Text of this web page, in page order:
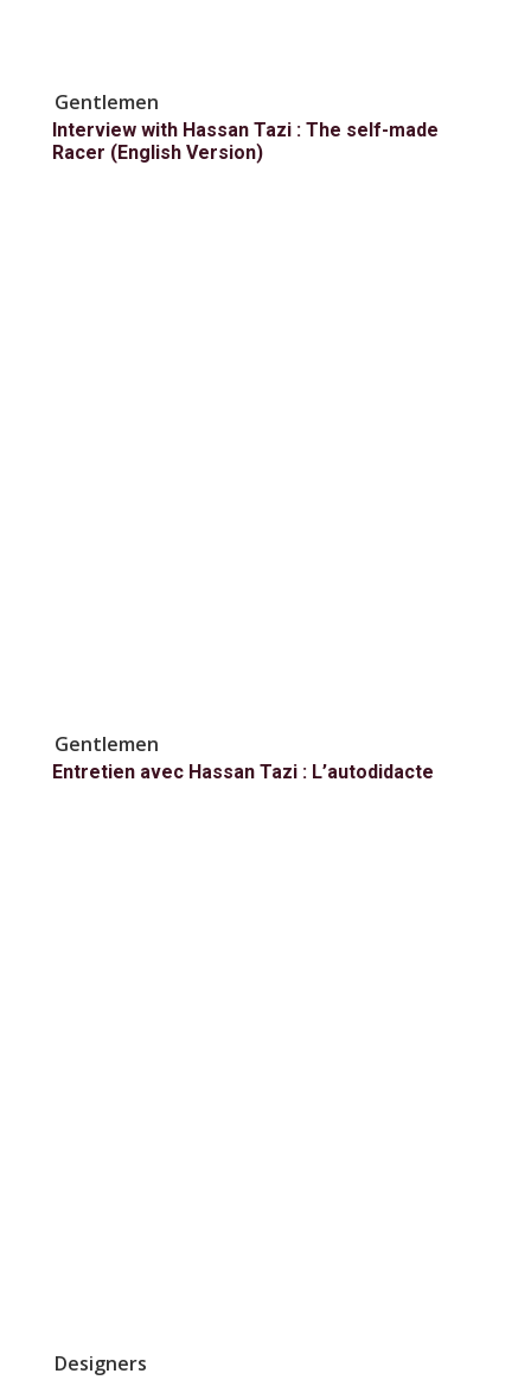
Gentlemen
Interview with Hassan Tazi : The self-made
Racer (English Version)
Gentlemen
Entretien avec Hassan Tazi : L’autodidacte
Designers